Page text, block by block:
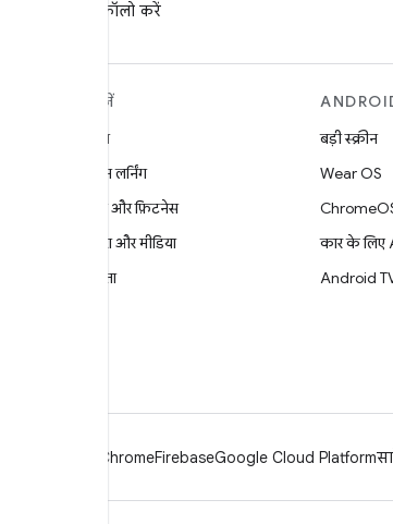
Developers को फ़ॉलो करें
खोजें
गेमिंग
मशीन लर्निंग
सेहत और फ़िटनेस
कैमरा और मीडिया
निजता
बड़ी स्क्रीन
Wear OS
कार के लिए
Android
ChromeFirebaseGoogle Cloud Platform